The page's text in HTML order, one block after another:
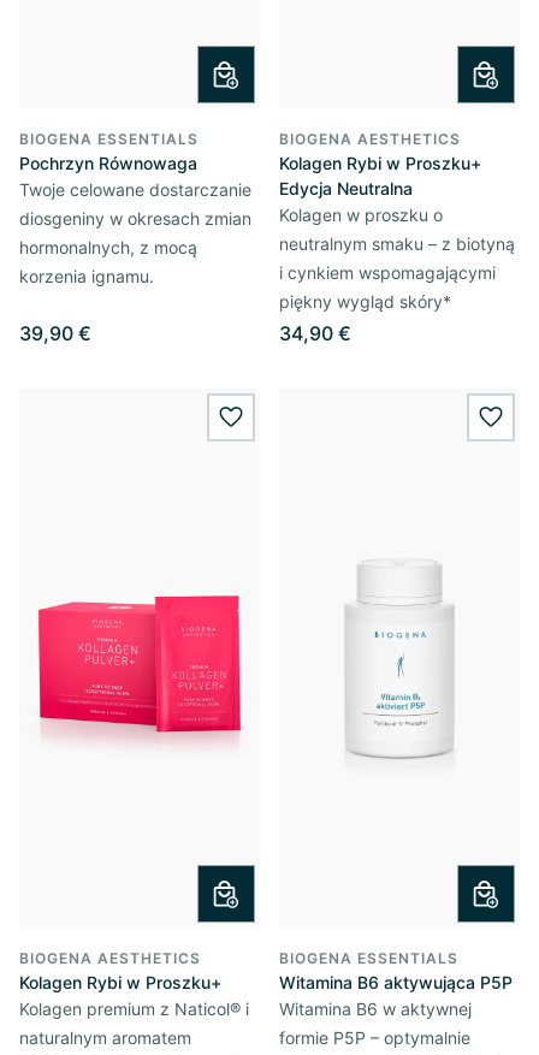
BIOGENA ESSENTIALS
Pochrzyn Równowaga
Twoje celowane dostarczanie
diosgeniny w okresach zmian
hormonalnych, z mocą
korzenia ignamu.
39,90 €
BIOGENA AESTHETICS
Kolagen Rybi w Proszku+
Edycja Neutralna
Kolagen w proszku o
neutralnym smaku – z biotyną
i cynkiem wspomagającymi
piękny wygląd skóry*
34,90 €
wishlist.add
BIOGENA AESTHETICS
Kolagen Rybi w Proszku+
Kolagen premium z Naticol® i
naturalnym aromatem
BIOGENA ESSENTIALS
Witamina B6 aktywująca P5P
Witamina B6 w aktywnej
formie P5P – optymalnie